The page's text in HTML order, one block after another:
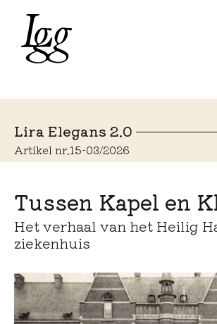
Lira Elegans 2.0
Artikel nr.15-03/2026
Tussen Kapel en
Het verhaal van het Heilig
ziekenhuis